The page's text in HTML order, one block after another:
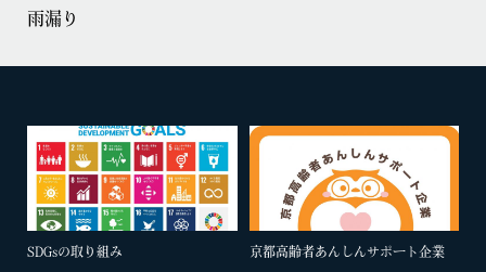
雨漏り
SDGsの取り組み 京都高齢者あんしんサポート企業